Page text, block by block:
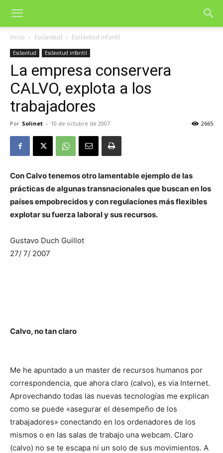
Inicio Esclavitud Esclavitud infantil
Esclavitud Esclavitud infantil
La empresa conservera
CALVO, explota a los
trabajadores
Por Solinet - 10 de octubre de 2007 2665
Con Calvo tenemos otro lamentable ejemplo de las
prácticas de algunas transnacionales que buscan en los
países empobrecidos y con regulaciones más flexibles
explotar su fuerza laboral y sus recursos.
Gustavo Duch Guillot
27/ 7/ 2007
Calvo, no tan claro
Me he apuntado a un master de recursos humanos por
correspondencia, que ahora claro (calvo), es via Internet.
Aprovechando todas las nuevas tecnologías me explican
como se puede «asegurar el desempeño de los
trabajadores» conectando en los ordenadores de los
mismos o en las salas de trabajo una webcam. Claro
(calvo) no se te escapa ni un solo de sus movimientos. A